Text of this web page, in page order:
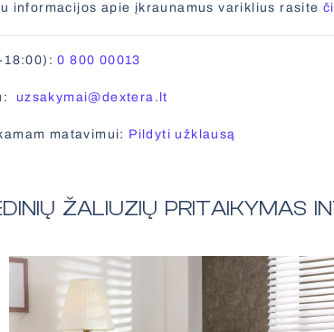
informacijos apie įkraunamus variklius rasite
18:00):0 800 00013
uzsakymai@dextera.lt
matavimui: Pildyti užklausą
ŽALIUZIŲ PRITAIKYMAS